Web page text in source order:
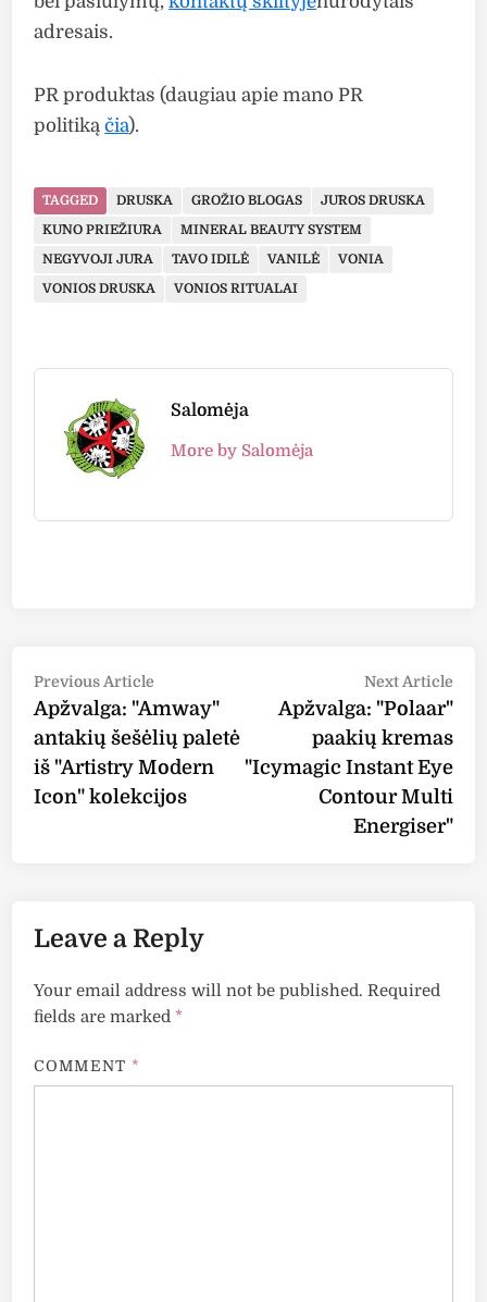
adresais.
PR produktas (daugiau apie mano PR
politikąčia).
TAGGED DRUSKA GROŽIO BLOGAS
JŪROS DRUSKA
KŪNO PRIEŽIŪRA
MINERAL BEAUTY SYSTEM
NEGYVOJI JŪRA
TAVO IDILĖ VANILĖ
VONIA
VONIOS DRUSKA
VONIOS RITUALAI
Salomėja
More by Salomėja
Post
navigation
Previous Article
article:
Apžvalga: "Amway"
antakių šešėlių paletė
iš "Artistry Modern
Icon" kolekcijos
Next Article
Apžvalga: "Polaar"
paakių kremas
"Icymagic Instant Eye
Contour Multi
Energiser"
Leave a Reply
Your email address will not be published. Required
fields are marked *
COMMENT *